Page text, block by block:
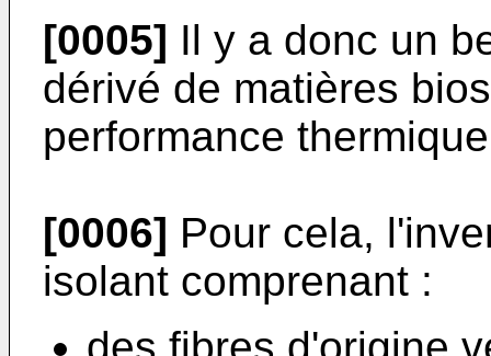
[0005] Il y a donc un
dérivé de matières
performance
[0006] Pour cela,
isolant comprenant :